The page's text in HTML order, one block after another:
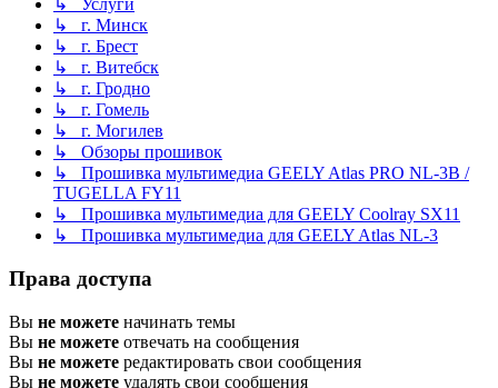
↳ Услуги
↳ г. Минск
↳ г. Брест
↳ г. Витебск
↳ г. Гродно
↳ г. Гомель
↳ г. Могилев
↳ Обзоры прошивок
↳ Прошивка мультимедиа GEELY Atlas PRO NL-3B /
TUGELLA FY11
↳ Прошивка мультимедиа для GEELY Coolray SX11
↳ Прошивка мультимедиа для GEELY Atlas NL-3
Права доступа
Вы не можете начинать темы
Вы не можете отвечать на сообщения
Вы не можете редактировать свои сообщения
Вы не можете удалять свои сообщения